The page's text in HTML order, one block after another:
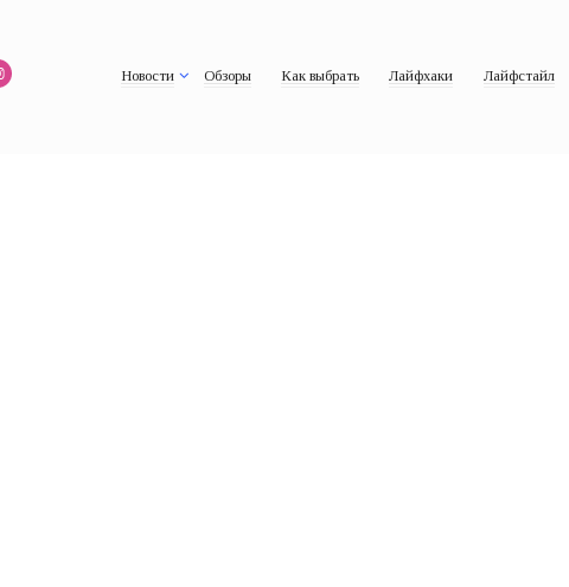
Новости Обзоры Как выбрать Лайфхаки Лайфстайл